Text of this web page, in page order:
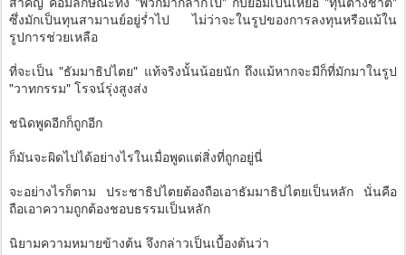
ซึ่งมักเป็นทุนสามานย์อยู่ร่ำไป ไม่ว่าจะในรูปของการลงทุนหรือแม้ใน
รูปการช่วยเหลือ
ที่จะเป็น "ธัมมาธิปไตย" แท้จริงนั้นน้อยนัก ถึงแม้หากจะมีก็ที่มักมาในรูป
"วาทกรรม" โรจน์รุ่งสูงส่ง
ชนิดพูดอีกก็ถูกอีก
ก็มันจะผิดไปได้อย่างไรในเมื่อพูดแต่สิ่งที่ถูกอยู่นี่
จะอย่างไรก็ตาม ประชาธิปไตยต้องถือเอาธัมมาธิปไตยเป็นหลัก นั่นคือ
ถือเอาความถูกต้องชอบธรรมเป็นหลัก
นิยามความหมายข้างต้น จึงกล่าวเป็นเบื้องต้นว่า